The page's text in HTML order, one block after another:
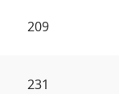
209
231